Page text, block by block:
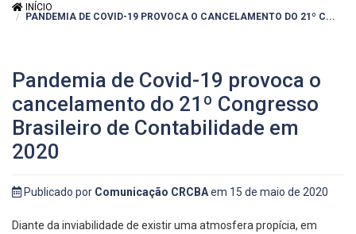
INÍCIO
PANDEMIA DE COVID-19 PROVOCA O CANCELAMENTO DO 21º C...
Pandemia de Covid-19 provoca o
cancelamento do 21º Congresso
Brasileiro de Contabilidade em
2020
Publicado por Comunicação CRCBAem 15 de maio de 2020
Diante da inviabilidade de existir uma atmosfera propícia, em